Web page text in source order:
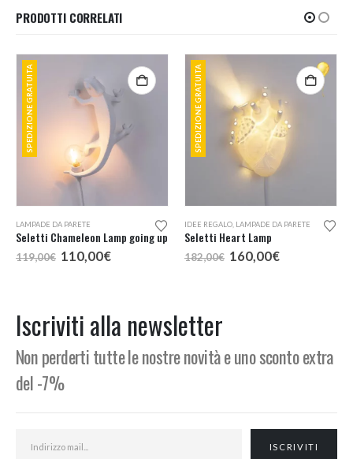
PRODOTTI CORRELATI
SPEDIZIONE GRATUITA
LAMPADE DA PARETE
Seletti Chameleon Lamp going up
119,00€ Il
prezzo
110,00€Il
SPEDIZIONE GRATUITA
IDEE REGALO LAMPADE DA PARETE
Seletti Heart Lamp
182,00€ Il
prezzo
160,00€Il
Iscriviti alla newsletter
Non perderti tutte le nostre novità e uno sconto extra
del -7%